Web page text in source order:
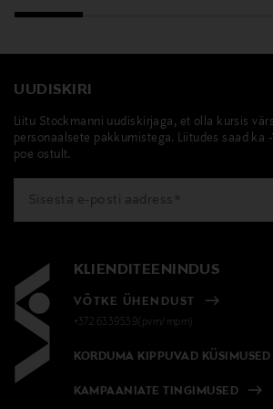
UUDISKIRI
Liitu Stockmanni uudiskirjaga, et olla kursis
personaalsete pakkumistega. Liitudes saad ka
poe ostult.
KLIENDITEENINDUS
VÕTKE ÜHENDUST
+372 6339539(pvm/mpm)
KORDUMA KIPPUVAD KÜSIMUSED
KAMPAANIATE TINGIMUSED